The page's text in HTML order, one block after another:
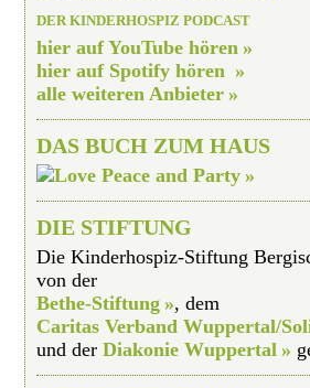
DER KINDERHOSPIZ PODCAST
hier auf YouTube hören
hier auf Spotify hören
alle weiteren Anbieter
DAS BUCH ZUM HAUS
DIE STIFTUNG
Die Kinderhospiz-Stiftung
von der
Bethe-Stiftung
, dem
Caritas Verband Wuppertal/
und der Diakonie Wuppertal